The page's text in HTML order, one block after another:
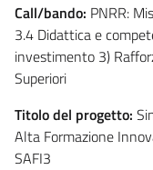
Call/bando: PNRR:
3.4 Didattica e
investimento 3)
Superiori
Titolo del progetto:
Alta Formazione
SAFI3